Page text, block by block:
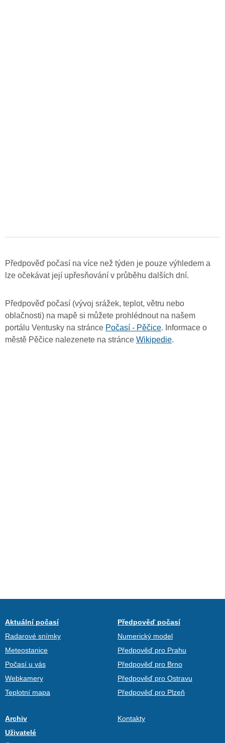
Předpověď počasí na více než týden je pouze výhledem a
lze očekávat její upřesňování v průběhu dalších dní.
Předpověď počasí (vývoj srážek, teplot, větru nebo
oblačnosti) na mapě si můžete prohlédnout na našem
portálu Ventusky na stránce Počasí - Pěčice. Informace o
městě Pěčice nalezenete na stránce Wikipedie.
Aktuální počasí
Radarové snímky
Meteostanice
Počasí u vás
Webkamery
Teplotní mapa
Předpověď počasí
Numerický model
Předpověď pro Prahu
Předpověď pro Brno
Předpověď pro Ostravu
Předpověď pro Plzeň
Archiv
Uživatelé
Kontakty